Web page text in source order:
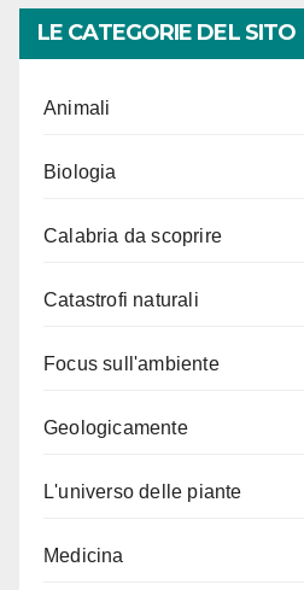
LE CATEGORIE DEL SITO
Animali
Biologia
Calabria da scoprire
Catastrofi naturali
Focus sull'ambiente
Geologicamente
L'universo delle piante
Medicina